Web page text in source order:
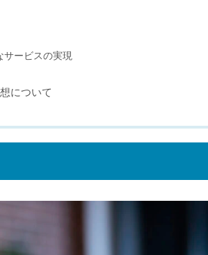
サービスの実現
について